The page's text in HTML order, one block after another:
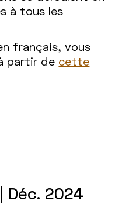
à tous les
français, vous
partir de cette
Déc. 2024